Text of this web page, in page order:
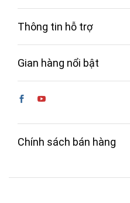
Thông tin hỗ trợ
Gian hàng nổi bật
Chính sách bán hàng